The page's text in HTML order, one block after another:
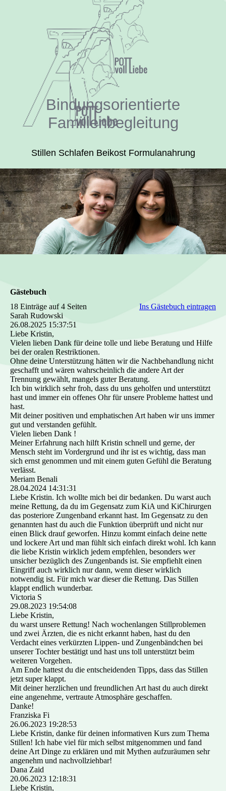
Bindungsorientierte
Familienbegleitung
Stillen Schlafen Beikost Formulanahrung
Gästebuch
18 Einträge auf 4 Seiten
Ins Gästebuch eintragen
Sarah Rudowski
26.08.2025 15:37:51
Liebe Kristin,
Vielen lieben Dank für deine tolle und liebe Beratung und Hilfe
bei der oralen Restriktionen.
Ohne deine Unterstützung hätten wir die Nachbehandlung nicht
geschafft und wären wahrscheinlich die andere Art der
Trennung gewählt, mangels guter Beratung.
Ich bin wirklich sehr froh, dass du uns geholfen und unterstützt
hast und immer ein offenes Ohr für unsere Probleme hattest und
hast.
Mit deiner positiven und emphatischen Art haben wir uns immer
gut und verstanden gefühlt.
Vielen lieben Dank !
Meiner Erfahrung nach hilft Kristin schnell und gerne, der
Mensch steht im Vordergrund und ihr ist es wichtig, dass man
sich ernst genommen und mit einem guten Gefühl die Beratung
verlässt.
Meriam Benali
28.04.2024 14:31:31
Liebe Kristin. Ich wollte mich bei dir bedanken. Du warst auch
meine Rettung, da du im Gegensatz zum KiA und KiChirurgen
das posteriore Zungenband erkannt hast. Im Gegensatz zu den
genannten hast du auch die Funktion überprüft und nicht nur
einen Blick drauf geworfen. Hinzu kommt einfach deine nette
und lockere Art und man fühlt sich einfach direkt wohl. Ich kann
die liebe Kristin wirklich jedem empfehlen, besonders wer
unsicher bezüglich des Zungenbands ist. Sie empfiehlt einen
Eingriff auch wirklich nur dann, wenn dieser wirklich
notwendig ist. Für mich war dieser die Rettung. Das Stillen
klappt endlich wunderbar.
Victoria S
29.08.2023 19:54:08
Liebe Kristin,
du warst unsere Rettung! Nach wochenlangen Stillproblemen
und zwei Ärzten, die es nicht erkannt haben, hast du den
Verdacht eines verkürzten Lippen- und Zungenbändchen bei
unserer Tochter bestätigt und hast uns toll unterstützt beim
weiteren Vorgehen.
Am Ende hattest du die entscheidenden Tipps, dass das Stillen
jetzt super klappt.
Mit deiner herzlichen und freundlichen Art hast du auch direkt
eine angenehme, vertraute Atmosphäre geschaffen.
Danke!
Franziska Fi
26.06.2023 19:28:53
Liebe Kristin, danke für deinen informativen Kurs zum Thema
Stillen! Ich habe viel für mich selbst mitgenommen und fand
deine Art Dinge zu erklären und mit Mythen aufzuräumen sehr
angenehm und nachvollziehbar!
Dana Zaid
20.06.2023 12:18:31
Liebe Kristin,